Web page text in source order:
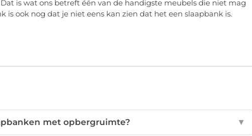
is wat ons betreft één van de handigste meubels die niet mag
is ook nog dat je niet eens kan zien dat het een slaapbank is.
met opbergruimte? ▼